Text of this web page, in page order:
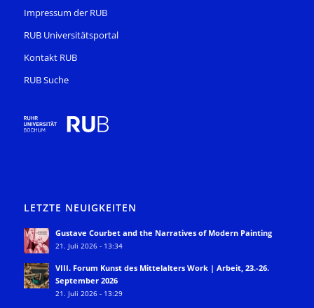
Impressum der RUB
RUB Universitätsportal
Kontakt RUB
RUB Suche
LETZTE NEUIGKEITEN
Gustave Courbet and the Narratives of Modern Painting
21. Juli 2026 - 13:34
VIII. Forum Kunst des Mittelalters Work | Arbeit, 23.-26.
September 2026
21. Juli 2026 - 13:29